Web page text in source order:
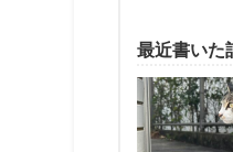
最近書いた